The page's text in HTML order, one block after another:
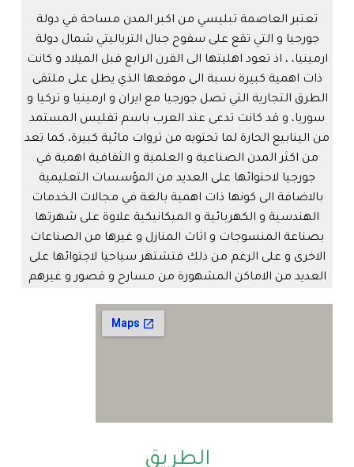
تعتبر العاصمة تبليسي من اكبر المدن مساحة في دولة
جورجيا و التي تقع على سفوح جبال الترياليتي شمال دولة
ارمينيا، ، اذ تعود اهليتها الى القرن الرابع قبل الميلاد و كانت
ذات اهمية كبيرة نسبة الى موقعها الذي يطل على ملتقى
الطرق التجارية التي تصل جورجيا مع ايران و ارمينيا و تركيا و
سوريا، و قد كانت تدعى عند العرب باسم تفليس المستمد
من الينابيع الحارة لما تحتويه من ثروات مائية كبيرة، كما تعد
من اكثر المدن الصناعية و العلمية و الثقافية اهمية في
جورجيا لاحتوائها على العديد من المؤسسات التعليمية
بالاضافة الى كونها ذات اهمية بالغة في مجالات الخدمات
الهندسية و الكهربائية و الميكانيكية علاوة على شهرتها
بصناعة المنسوجات و اثاث المنازل و غيرها من الصناعات
الاخرى و على الرغم من ذلك فتشتهر سياحيا لاجتوائها على
العديد من الاماكن المشهورة من مسارح و قصور و غيرهم
الطريق